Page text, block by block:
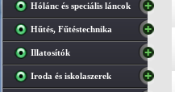
Hólánc és speciális láncok
Hűtés, Fűtéstechnika
Illatosítók
Iroda és iskolaszerek